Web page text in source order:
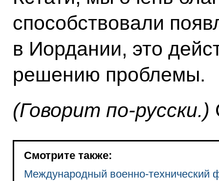
способствовали
в Иордании, это
решению проблемы.
(Говорит по-русски.)
Смотрите также:
Международный военно-технический